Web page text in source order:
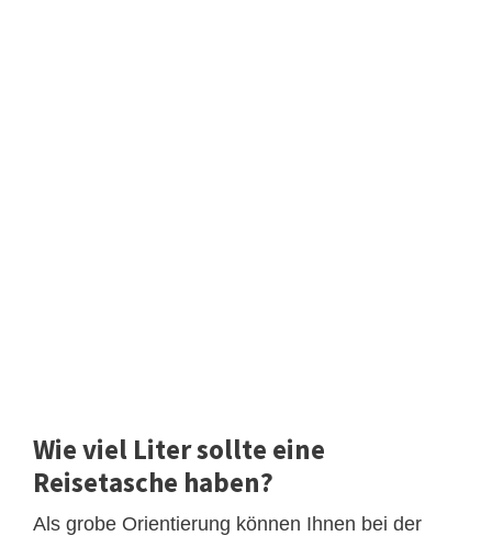
Wie viel Liter sollte eine
Reisetasche haben?
Als grobe Orientierung können Ihnen bei der